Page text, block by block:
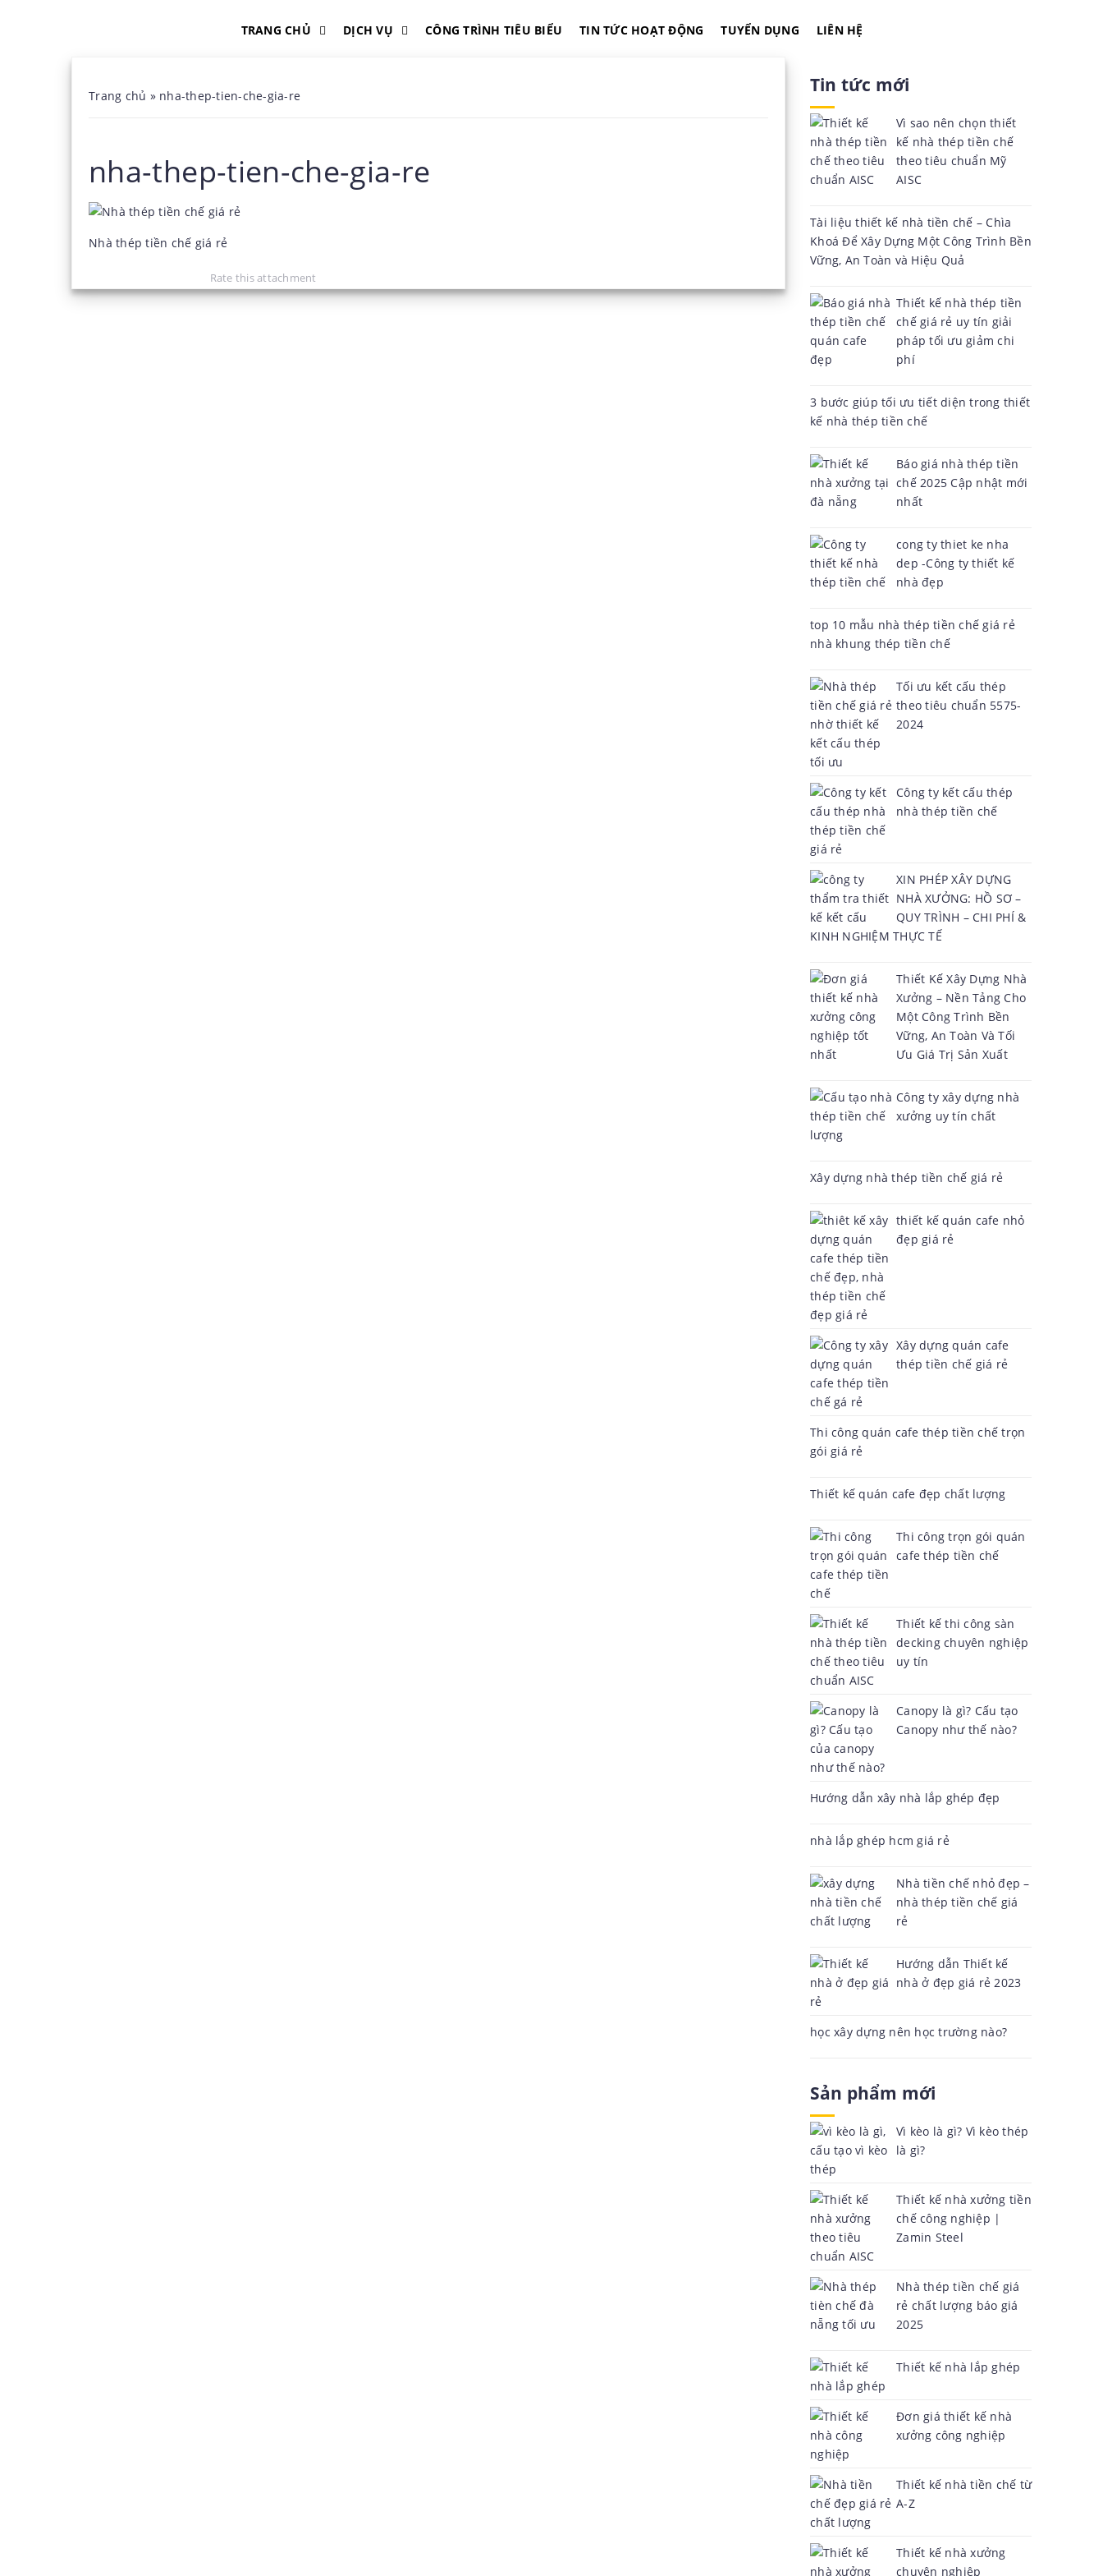
TRANG CHỦ DỊCH VỤ CÔNG TRÌNH TIÊU BIỂU TIN TỨC HOẠT ĐỘNG TUYỂN DỤNG LIÊN HỆ
Trang chủ » nha-thep-tien-che-gia-re
nha-thep-tien-che-gia-re
Nhà thép tiền chế giá rẻ
Rate this attachment
Tin tức mới
Vì sao nên chọn thiết
kế nhà thép tiền chế
theo tiêu chuẩn Mỹ
AISC
Tài liệu thiết kế nhà tiền chế – Chìa
Khoá Để Xây Dựng Một Công Trình Bền
Vững, An Toàn và Hiệu Quả
Thiết kế nhà thép tiền
chế giá rẻ uy tín giải
pháp tối ưu giảm chi
phí
3 bước giúp tối ưu tiết diện trong thiết
kế nhà thép tiền chế
Báo giá nhà thép tiền
chế 2025 Cập nhật mới
nhất
cong ty thiet ke nha
dep -Công ty thiết kế
nhà đẹp
top 10 mẫu nhà thép tiền chế giá rẻ
nhà khung thép tiền chế
Tối ưu kết cấu thép
theo tiêu chuẩn 5575-
2024
Công ty kết cấu thép
nhà thép tiền chế
XIN PHÉP XÂY DỰNG
NHÀ XƯỞNG: HỒ SƠ –
QUY TRÌNH – CHI PHÍ &
KINH NGHIỆM THỰC TẾ
Thiết Kế Xây Dựng Nhà
Xưởng – Nền Tảng Cho
Một Công Trình Bền
Vững, An Toàn Và Tối
Ưu Giá Trị Sản Xuất
Công ty xây dựng nhà
xưởng uy tín chất
lượng
Xây dựng nhà thép tiền chế giá rẻ
thiết kế quán cafe nhỏ
đẹp giá rẻ
Xây dựng quán cafe
thép tiền chế giá rẻ
Thi công quán cafe thép tiền chế trọn
gói giá rẻ
Thiết kế quán cafe đẹp chất lượng
Thi công trọn gói quán
cafe thép tiền chế
Thiết kế thi công sàn
decking chuyên nghiệp
uy tín
Canopy là gì? Cấu tạo
Canopy như thế nào?
Hướng dẫn xây nhà lắp ghép đẹp
nhà lắp ghép hcm giá rẻ
Nhà tiền chế nhỏ đẹp –
nhà thép tiền chế giá
rẻ
Hướng dẫn Thiết kế
nhà ở đẹp giá rẻ 2023
học xây dựng nên học trường nào?
Sản phẩm mới
Vì kèo là gì? Vì kèo thép
là gì?
Thiết kế nhà xưởng tiền
chế công nghiệp |
Zamin Steel
Nhà thép tiền chế giá
rẻ chất lượng báo giá
2025
Thiết kế nhà lắp ghép
Đơn giá thiết kế nhà
xưởng công nghiệp
Thiết kế nhà tiền chế từ
A-Z
Thiết kế nhà xưởng
chuyên nghiệp